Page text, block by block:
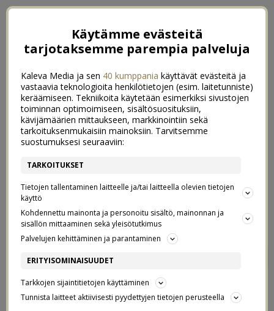
AAMUJENI PIRISTYS, ELI
MITEN HERÄTÄ IHAN VÄHÄN
HELPOMMIN
Käytämme evästeitä
tarjotaksemme parempia palveluja
Kaleva Media ja sen 40 kumppania käyttävät evästeitä ja
vastaavia teknologioita henkilötietojen (esim. laitetunniste)
keräämiseen. Tekniikoita käytetään esimerkiksi sivustojen
toiminnan optimoimiseen, sisältösuosituksiin,
kävijämäärien mittaukseen, markkinointiin sekä
tarkoituksenmukaisiin mainoksiin. Tarvitsemme
suostumuksesi seuraaviin:
TARKOITUKSET
Tietojen tallentaminen laitteelle ja/tai laitteella olevien tietojen
käyttö
Kohdennettu mainonta ja personoitu sisältö, mainonnan ja
sisällön mittaaminen sekä yleisötutkimus
Palvelujen kehittäminen ja parantaminen
ERITYISOMINAISUUDET
Tarkkojen sijaintitietojen käyttäminen
Tunnista laitteet aktiivisesti pyydettyjen tietojen perusteella